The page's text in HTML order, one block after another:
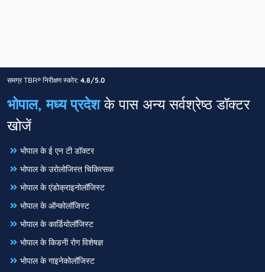
समग्र TBR® निरीक्षण स्कोर: 4.8/5.0
भोपाल, मध्य प्रदेशके पास अन्य सर्वश्रेष्ठ डॉक्टर
खोजें
भोपाल के ई एन टी डॉक्टर
भोपाल के उरोलोजिस्त चिकित्सक
भोपाल के एंडोक्राइनोलॉजिस्ट
भोपाल के ऑन्कोलॉजिस्ट
भोपाल के कार्डियोलॉजिस्ट
भोपाल के किडनी रोग विशेषज्ञ
भोपाल के गाइनेकोलॉजिस्ट